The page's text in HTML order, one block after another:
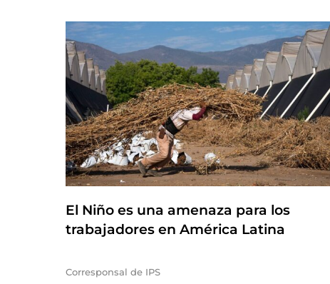
El Niño es una amenaza para los
trabajadores en América Latina
Corresponsal de IPS